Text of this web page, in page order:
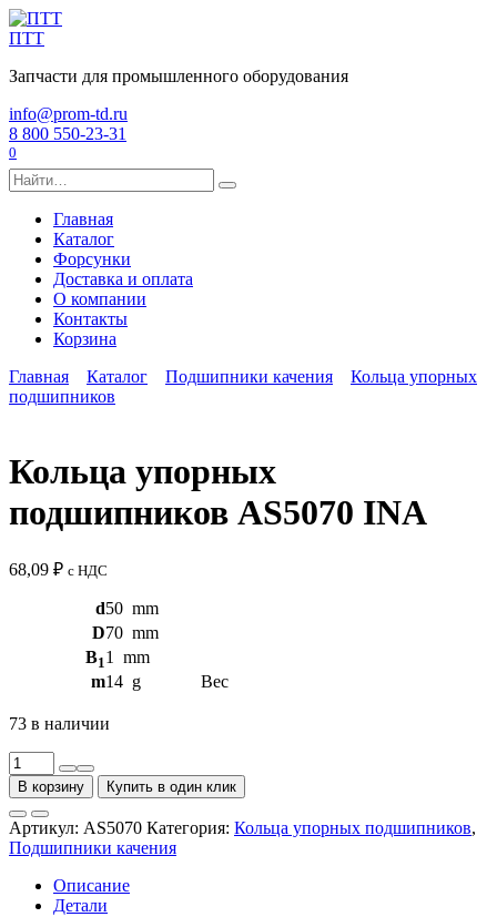
Перейти
к
ПТТ
Запчасти для промышленного оборудования
info@prom-td.ru
8 800 550-23-31
0
Search
for:
Главная
Каталог
Форсунки
Доставка и оплата
О компании
Контакты
Корзина
Главная
Каталог Подшипники качения
Кольца упорных
подшипников
Кольца упорных
подшипников AS5070 INA
68,09 ₽ с НДС
d50 mm
D70 mm
B11
mm
m14 g Вес
73 в наличии
Количество
товара
Кольца
упорных
подшипников
AS5070
INA
В корзину Купить в один клик
Артикул: AS5070 Категория: Кольца упорных подшипников,
Подшипники качения
Описание
Детали